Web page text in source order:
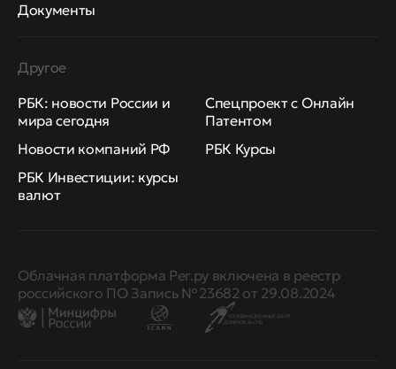
Документы
Другое
РБК: новости России и
мира сегодня
Новости компаний РФ
РБК Инвестиции: курсы
валют
Спецпроект с Онлайн
Патентом
РБК Курсы
Облачная платформа Рег.ру включена в реестр
российского ПО Запись № 23682 от 29.08.2024